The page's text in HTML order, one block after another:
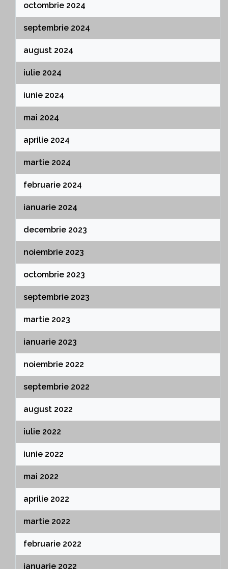
octombrie 2024
septembrie 2024
august 2024
iulie 2024
iunie 2024
mai 2024
aprilie 2024
martie 2024
februarie 2024
ianuarie 2024
decembrie 2023
noiembrie 2023
octombrie 2023
septembrie 2023
martie 2023
ianuarie 2023
noiembrie 2022
septembrie 2022
august 2022
iulie 2022
iunie 2022
mai 2022
aprilie 2022
martie 2022
februarie 2022
ianuarie 2022